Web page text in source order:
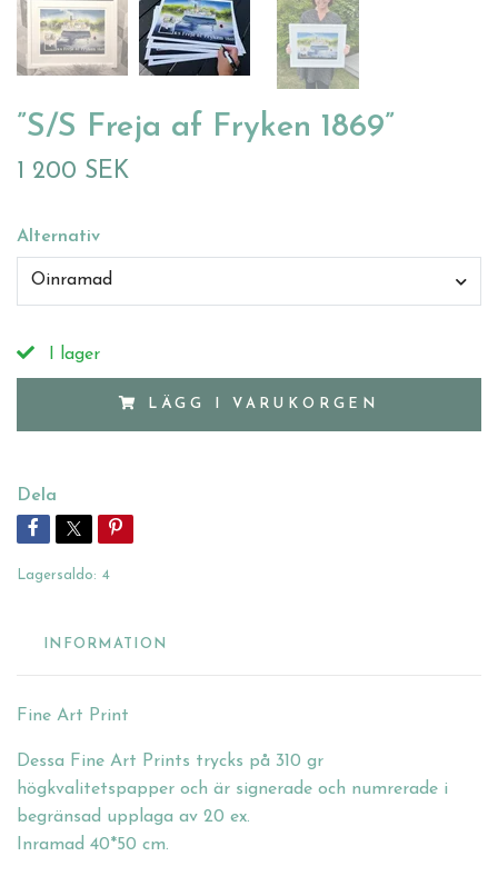
”S/S Freja af Fryken 1869”
1 200 SEK
Alternativ
Oinramad
I lager
LÄGG I VARUKORGEN
Dela
Lagersaldo: 4
INFORMATION
Fine Art Print
Dessa Fine Art Prints trycks på 310 gr
högkvalitetspapper och är signerade och numrerade i
begränsad upplaga av 20 ex.
Inramad 40*50 cm.